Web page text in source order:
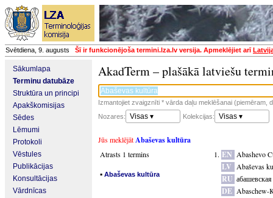
Svētdiena, 9. augusts Šī ir funkcionējoša termini.lza.lv versija. Apmeklējiet arī
Sākumlapa
Terminu datubāze
Struktūra un principi
Apakškomisijas
Sēdes
Lēmumi
Protokoli
Vēstules
Publikācijas
Konsultācijas
Vārdnīcas
AkadTerm – plašākā latviešu
Izmantojiet zvaigznīti * vārda daļu meklēšanai (piemēram,
Nozares:
Visas ▾ Kolekcijas: Visas ▾
Jūs meklējātAbaševas kultūra
Atrasts 1 termins
▪ Abaševas kultūra
EN Abashevo
LV Abaševas
RU
DE Abaschew-